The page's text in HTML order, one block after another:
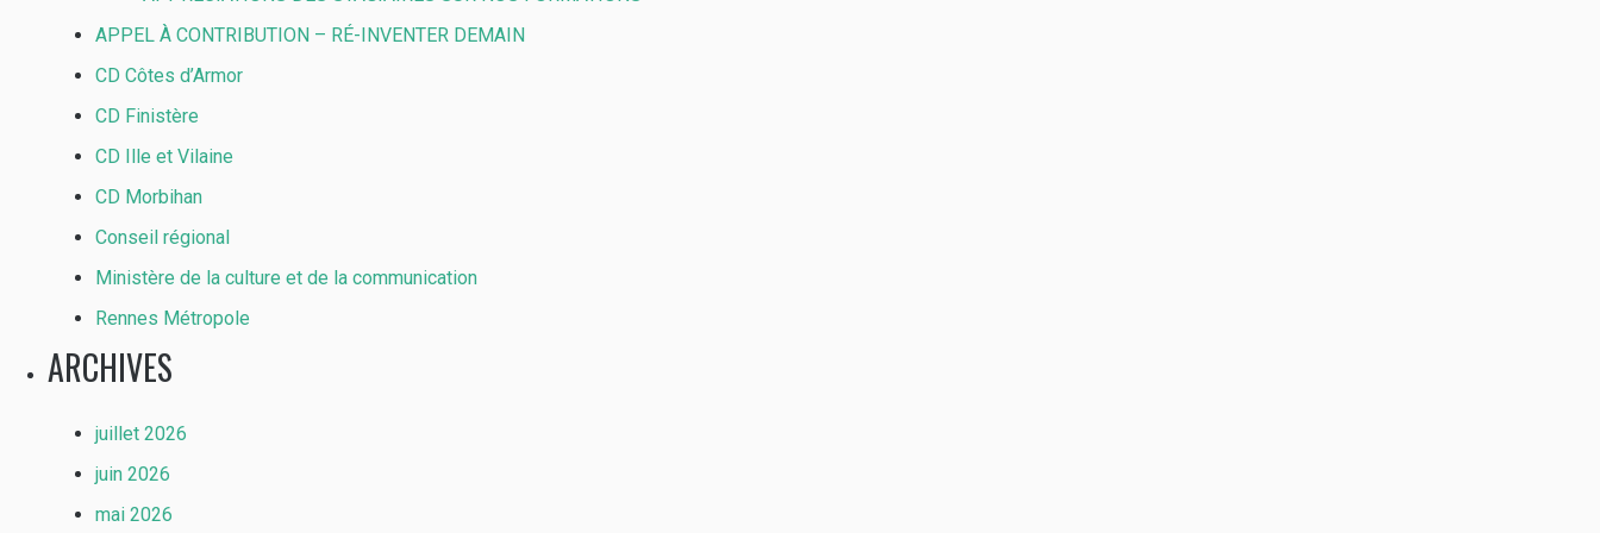
APPEL À CONTRIBUTION – RÉ-INVENTER DEMAIN
CD Côtes d’Armor
CD Finistère
CD Ille et Vilaine
CD Morbihan
Conseil régional
Ministère de la culture et de la communication
Rennes Métropole
ARCHIVES
juillet 2026
juin 2026
mai 2026